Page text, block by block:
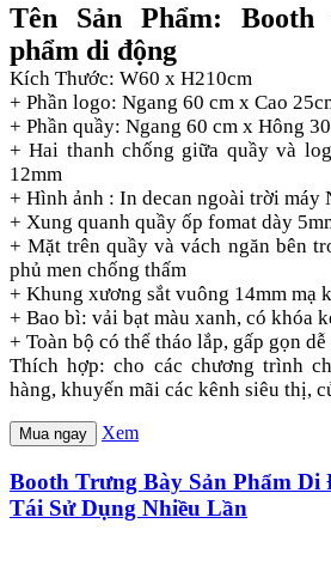
Tên Sản Phẩm:
phẩm di động
Kích Thước: W60 x H210cm
+ Phần logo: Ngang 60 cm x Cao
+ Phần quầy: Ngang 60 cm x Hông
+ Hai thanh chống giữa quầy và
12mm
+ Hình ảnh : In decan ngoài trời máy
+ Xung quanh quầy ốp fomat dày
+ Mặt trên quầy và vách ngăn bên
phủ men chống thấm
+ Khung xương sắt vuông 14mm mạ
+ Bao bì: vải bạt màu xanh, có khóa
+ Toàn bộ có thể tháo lắp, gấp gọn
Thích hợp: cho các chương trình
hàng, khuyến mãi các kênh siêu thị,
Mua ngay Xem
Booth Trưng Bày Sản Phẩm
Tái Sử Dụng Nhiều Lần